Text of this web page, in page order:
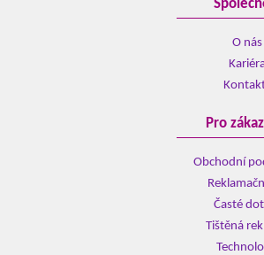
O nás
Pro
Obchodní
Časté
Tištěná